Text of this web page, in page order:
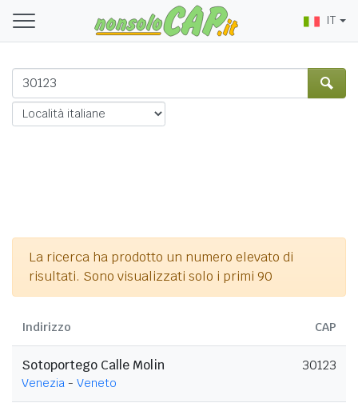
IT
La ricerca ha prodotto un numero elevato di
risultati. Sono visualizzati solo i primi 90
Indirizzo CAP
Sotoportego Calle Molin
Venezia - Veneto
30123